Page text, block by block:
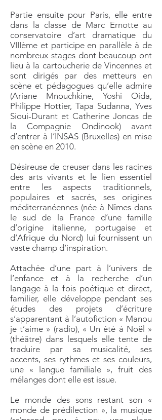
Partie ensuite pour Paris, elle entre
dans la classe de Marc Ernotte au
conservatoire d’art dramatique du
VIIIème et participe en parallèle à de
nombreux stages dont beaucoup ont
lieu à la cartoucherie de Vincennes et
sont dirigés par des metteurs en
scène et pédagogues qu’elle admire
(Ariane Mnouchkine, Yoshi Oida,
Philippe Hottier, Tapa Sudanna, Yves
Sioui-Durant et Catherine Joncas de
la Compagnie Ondinook) avant
d’entrer à l’INSAS (Bruxelles) en mise
en scène en 2010.
Désireuse de creuser dans les racines
des arts vivants et le lien essentiel
entre les aspects traditionnels,
populaires et sacrés, ses origines
méditerranéennes (née à Nîmes dans
le sud de la France d’une famille
d’origine italienne, portugaise et
d’Afrique du Nord) lui fournissent un
vaste champ d’inspiration.
Attachée d’une part à l’univers de
l’enfance et à la recherche d’un
langage à la fois poétique et direct,
familier, elle développe pendant ses
études des projets d’écriture
s’apparentant à l’autofiction « Manou
je t’aime » (radio), « Un été à Noël »
(théâtre) dans lesquels elle tente de
traduire par sa musicalité, ses
accents, ses rythmes et ses couleurs,
une « langue familiale », fruit des
mélanges dont elle est issue.
Le monde des sons restant son «
monde de prédilection », la musique